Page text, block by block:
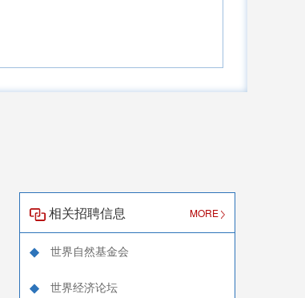
相关招聘信息 MORE
世界自然基金会
世界经济论坛